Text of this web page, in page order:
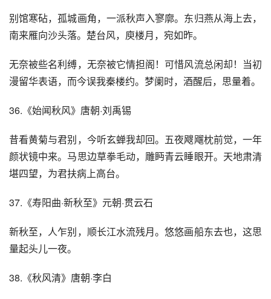
别馆寒砧，孤城画角，一派秋声入寥廓。东归燕从海上去，
南来雁向沙头落。楚台风，庾楼月，宛如昨。
无奈被些名利缚，无奈被它情担阁！可惜风流总闲却！当初
漫留华表语，而今误我秦楼约。梦阑时，酒醒后，思量着。
36.《始闻秋风》唐朝·刘禹锡
昔看黄菊与君别，今听玄蝉我却回。五夜飕飗枕前觉，一年
颜状镜中来。马思边草拳毛动，雕眄青云睡眼开。天地肃清
堪四望，为君扶病上高台。
37.《寿阳曲·新秋至》元朝·贯云石
新秋至，人乍别，顺长江水流残月。悠悠画船东去也，这思
量起头儿一夜。
38.《秋风清》唐朝·李白